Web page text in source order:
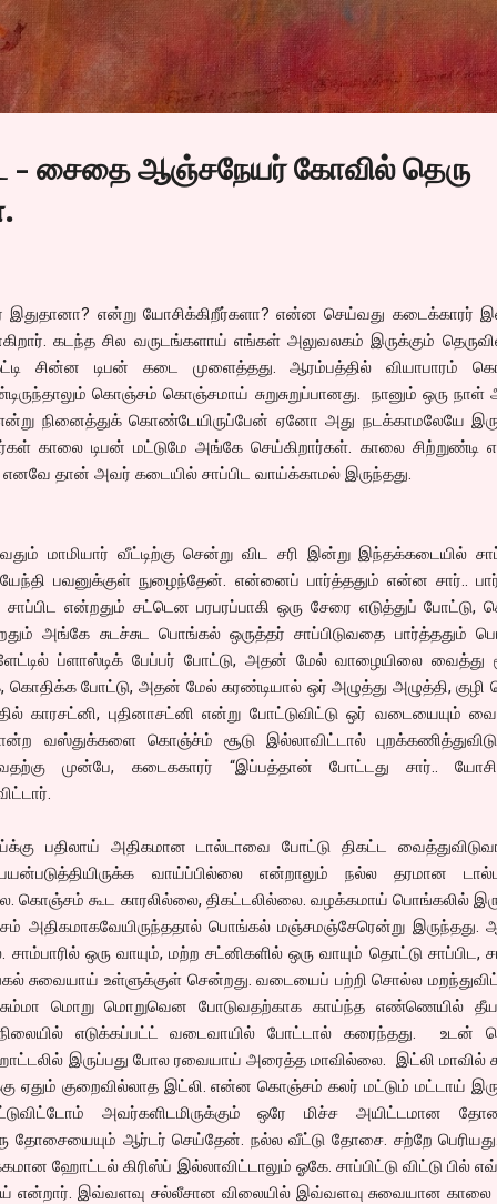
Skip to main content
- சைதை ஆஞ்சநேயர் கோவில் தெரு
இதுதானா? என்று யோசிக்கிறீர்களா? என்ன செய்வது கடைக்காரர்
கடந்த சில வருடங்களாய் எங்கள் அலுவலகம் இருக்கும்
சின்ன டிபன் கடை முளைத்தது. ஆரம்பத்தில் வியாபாரம்
கொஞ்சம் கொஞ்சமாய் சுறுசுறுப்பானது. நானும் ஒரு
என்று நினைத்துக் கொண்டேயிருப்பேன் ஏனோ அது நடக்காமலேயே
காலை டிபன் மட்டுமே அங்கே செய்கிறார்கள். காலை சிற்றுண்டி
தான் அவர் கடையில் சாப்பிட வாய்க்காமல் இருந்தது.
மாமியார் வீட்டிற்கு சென்று விட சரி இன்று இந்தக்கடையில்
பவனுக்குள் நுழைந்தேன். என்னைப் பார்த்ததும் என்ன சார்..
என்றதும் சட்டென பரபரப்பாகி ஒரு சேரை எடுத்துப் போட்டு,
அங்கே சுடச்சுட பொங்கல் ஒருத்தர் சாப்பிடுவதை பார்த்ததும்
ப்ளாஸ்டிக் பேப்பர் போட்டு, அதன் மேல் வாழையிலை வைத்து
போட்டு, அதன் மேல் கரண்டியால் ஒர் அழுத்து அழுத்தி, குழி
காரசட்னி, புதினாசட்னி என்று போட்டுவிட்டு ஒர் வடையையும்
வஸ்துக்களை கொஞ்ச்ம் சூடு இல்லாவிட்டால்
முன்பே, கடைககாரர் “இப்பத்தான் போட்டது சார்..
பதிலாய் அதிகமான டால்டாவை போட்டு திகட்ட
வாய்ப்பில்லை என்றாலும் நல்ல தரமான
கொஞ்சம் கூட காரலில்லை, திகட்டலில்லை. வழக்கமாய் பொங்கலில்
அதிகமாகவேயிருந்ததால் பொங்கல் மஞ்சமஞ்சேரென்று இருந்தது.
ஒரு வாயும், மற்ற சட்னிகளில் ஒரு வாயும் தொட்டு சாப்பிட,
சுவையாய் உள்ளுக்குள் சென்றது. வடையைப் பற்றி சொல்ல
மொறு மொறுவென போடுவதற்காக காய்ந்த எண்ணெயில்
எடுக்கப்பட்ட் வடைவாயில் போட்டால் கரைந்தது. உடன்
இருப்பது போல ரவையாய் அரைத்த மாவில்லை. இட்லி மாவில்
ஏதும் குறைவில்லாத இட்லி. என்ன கொஞ்சம் கலர் மட்டும் மட்டாய்
அவர்களிடமிருக்கும் ஒரே மிச்ச அயிட்டமான
தோசையையும் ஆர்டர் செய்தேன். நல்ல வீட்டு தோசை. சற்றே
ஹோட்டல் கிரிஸ்ப் இல்லாவிட்டாலும் ஓகே. சாப்பிட்டு விட்டு பில்
என்றார். இவ்வளவு சல்லீசான விலையில் இவ்வளவு சுவையான காலை